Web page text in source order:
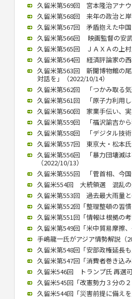
久留米第569回 宮本隆治アナ
久留米第568回 来年の政治と
久留米第567回 矛盾抱えた中
久留米第566回 映画監督の安
久留米第565回 ＪＡＸＡの上
久留米第564回 経済評論家の
久留米第563回 新聞博物館の
対話を」（2022/10/14）
久留米第562回 「つかみ取る
久留米第561回 「原子力利用
久留米第560回 家業手伝い、
久留米第559回 「福沢諭吉か
久留米第558回 「デジタル技
久留米第557回 東京大・松本
久留米第556回 「暴力団壊滅
（2022/10/13）
久留米第555回 「菅首相、今
久留米554回 大統領選 混乱の
久留米第553回 過去最大雨量
久留米第552回「整理整頓の習
久留米第551回「情報は根拠
久留米第549回「米中貿易摩擦
手嶋龍一氏がアジア情勢解説（
久留米第548回「安部政権延長
久留米第547回「消費者巻き込
久留米546回 トランプ氏 再選
久留米545回「改憲勢力３分の
久留米544回「災害前提に備え